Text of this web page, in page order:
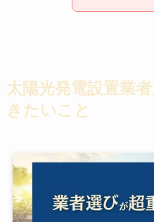
太陽光発電設置業
きたいこと